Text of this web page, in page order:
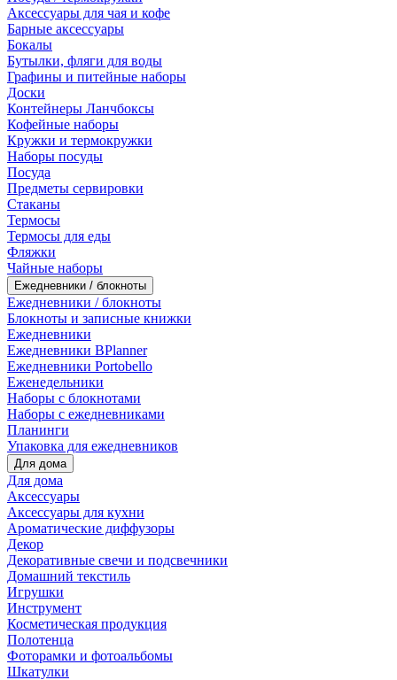
Аксессуары для чая и кофе
Барные аксессуары
Бокалы
Бутылки, фляги для воды
Графины и питейные наборы
Доски
Контейнеры Ланчбоксы
Кофейные наборы
Кружки и термокружки
Наборы посуды
Посуда
Предметы сервировки
Стаканы
Термосы
Термосы для еды
Фляжки
Чайные наборы
Ежедневники / блокноты
Ежедневники / блокноты
Блокноты и записные книжки
Ежедневники
Ежедневники BPlanner
Ежедневники Portobello
Еженедельники
Наборы с блокнотами
Наборы с ежедневниками
Планинги
Упаковка для ежедневников
Для дома
Для дома
Аксессуары
Аксессуары для кухни
Ароматические диффузоры
Декор
Декоративные свечи и подсвечники
Домашний текстиль
Игрушки
Инструмент
Косметическая продукция
Полотенца
Фоторамки и фотоальбомы
Шкатулки